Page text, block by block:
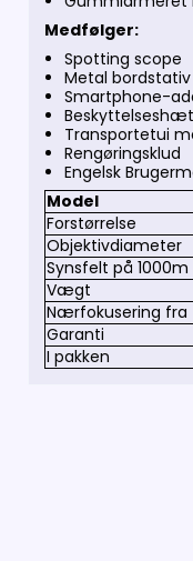
Medfølger:
Spotting scope
Metal bordstativ
Smartphone-
Transportetui
Rengøringsklud
Engelsk
Model
Forstørrelse
Objektivdiameter
Synsfelt på 1000m
Vægt
Nærfokusering fra
Garanti
I pakken